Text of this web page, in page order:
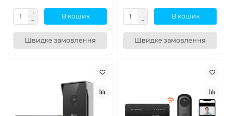
В кошик
Швидке замовлення
В кошик
Швидке замовлення